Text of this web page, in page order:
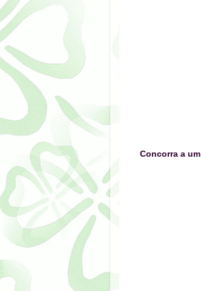
Concorra a um